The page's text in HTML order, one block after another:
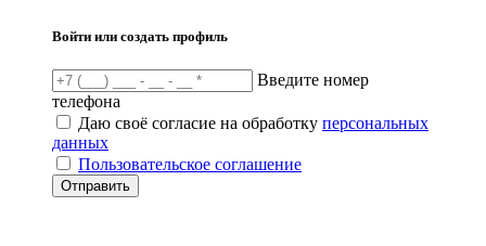
Войти или создать профиль
Введите номер
телефона
Даю своё согласие на обработку персональных
данных
Пользовательское соглашение
Отправить